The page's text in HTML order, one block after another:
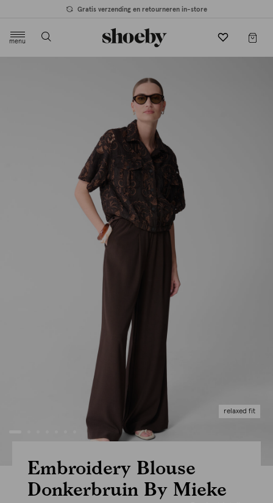
Gratis verzending en retourneren in-store
menu
relaxed fit
Embroidery Blouse
Donkerbruin By Mieke